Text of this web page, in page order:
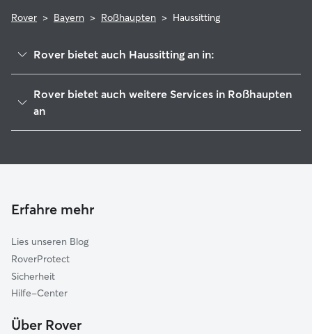
Rover > Bayern > Roßhaupten > Haussitting
Rover bietet auch Haussitting an in:
Lechbruck am See
Steingaden
Nesselwang
Marktoberdorf
Oy-Mittelberg
Rover bietet auch weitere Services in Roßhaupten
an
Gassi-Service in Roßhaupten
Erfahre mehr
Lies unseren Blog
RoverProtect
Sicherheit
Hilfe-Center
Über Rover